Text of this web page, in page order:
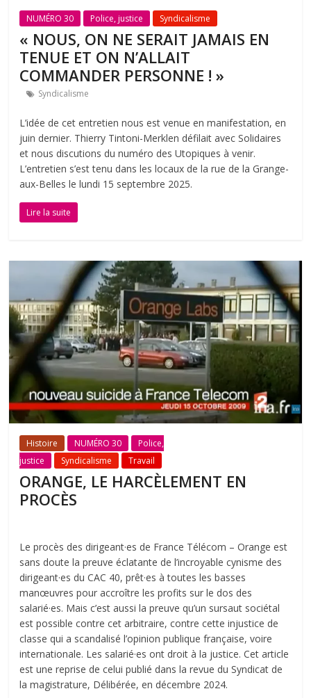
NUMÉRO 30 Police, justice Syndicalisme
« NOUS, ON NE SERAIT JAMAIS EN
TENUE ET ON N’ALLAIT
COMMANDER PERSONNE ! »
Syndicalisme
L’idée de cet entretien nous est venue en manifestation, en
juin dernier. Thierry Tintoni-Merklen défilait avec Solidaires
et nous discutions du numéro des Utopiques à venir.
L’entretien s’est tenu dans les locaux de la rue de la Grange-
aux-Belles le lundi 15 septembre 2025.
Lire la suite
Histoire NUMÉRO 30
Police,
justice
Syndicalisme Travail
ORANGE, LE HARCÈLEMENT EN
PROCÈS
Le procès des dirigeant·es de France Télécom – Orange est
sans doute la preuve éclatante de l’incroyable cynisme des
dirigeant·es du CAC 40, prêt·es à toutes les basses
manœuvres pour accroître les profits sur le dos des
salarié·es. Mais c’est aussi la preuve qu’un sursaut sociétal
est possible contre cet arbitraire, contre cette injustice de
classe qui a scandalisé l’opinion publique française, voire
internationale. Les salarié·es ont droit à la justice. Cet article
est une reprise de celui publié dans la revue du Syndicat de
la magistrature, Délibérée, en décembre 2024.